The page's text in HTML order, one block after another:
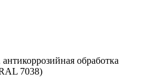
обработка
7038)